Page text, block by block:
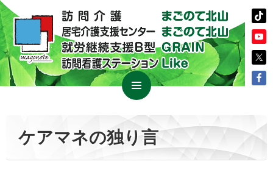
メニュ
ー
ケアマネの独り言